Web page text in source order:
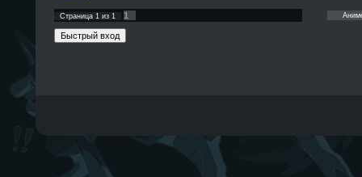
Страница 1из 1 1